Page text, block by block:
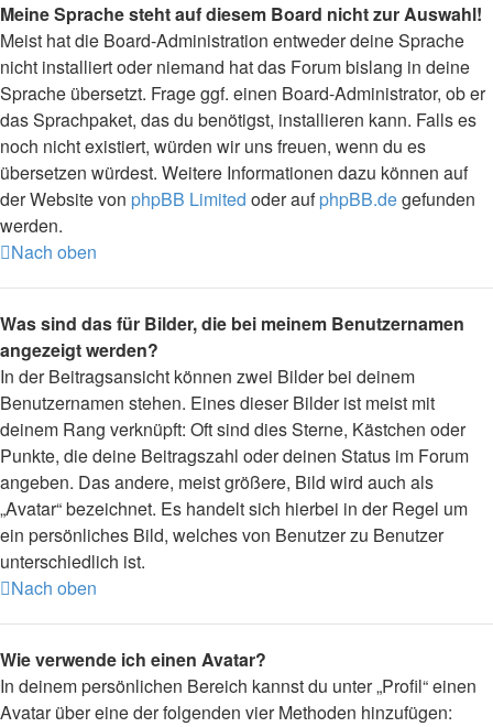
Meine Sprache steht auf diesem Board nicht zur Auswahl!
Meist hat die Board-Administration entweder deine Sprache
nicht installiert oder niemand hat das Forum bislang in deine
Sprache übersetzt. Frage ggf. einen Board-Administrator, ob er
das Sprachpaket, das du benötigst, installieren kann. Falls es
noch nicht existiert, würden wir uns freuen, wenn du es
übersetzen würdest. Weitere Informationen dazu können auf
der Website von phpBB Limited oder aufphpBB.degefunden
werden.
Nach oben
Was sind das für Bilder, die bei meinem Benutzernamen
angezeigt werden?
In der Beitragsansicht können zwei Bilder bei deinem
Benutzernamen stehen. Eines dieser Bilder ist meist mit
deinem Rang verknüpft: Oft sind dies Sterne, Kästchen oder
Punkte, die deine Beitragszahl oder deinen Status im Forum
angeben. Das andere, meist größere, Bild wird auch als
„Avatar“ bezeichnet. Es handelt sich hierbei in der Regel um
ein persönliches Bild, welches von Benutzer zu Benutzer
unterschiedlich ist.
Nach oben
Wie verwende ich einen Avatar?
In deinem persönlichen Bereich kannst du unter „Profil“ einen
Avatar über eine der folgenden vier Methoden hinzufügen: